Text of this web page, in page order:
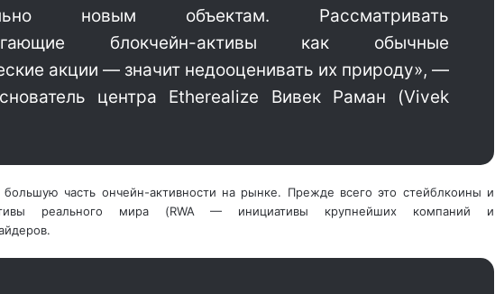
новым объектам. Рассматривать
блокчейн-активы как обычные
акции — значит недооценивать их природу», —
центра Etherealize Вивек Раман (Vivek
часть ончейн-активности на рынке. Прежде всего это стейблкоины и
реального мира (RWA — инициативы крупнейших компаний и